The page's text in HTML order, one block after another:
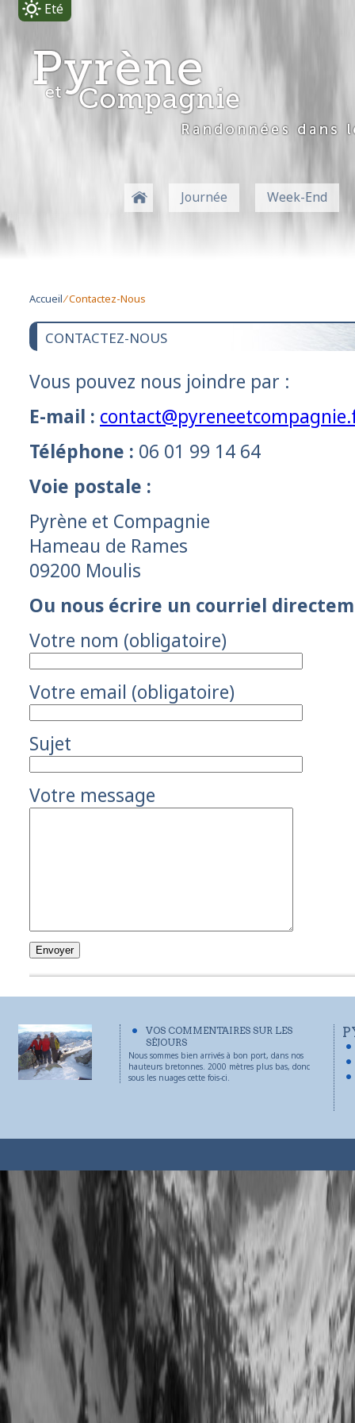
- Journée Week-End
Accueil⁄ Contactez-Nous
CONTACTEZ-NOUS
Vous pouvez nous joindre par :
E-mail :
Téléphone : 06 01 99 14 64
Voie postale :
Pyrène et Compagnie
Hameau de Rames
09200 Moulis
Ou nous écrire un courriel
Votre nom (obligatoire)
Votre email (obligatoire)
Sujet
Votre message
VOS COMMENTAIRES SUR LES
SÉJOURS
Nous sommes bien arrivés à bon port, dans nos
hauteurs bretonnes. 2000 mètres plus bas, donc
sous les nuages cette fois-ci.
Eté